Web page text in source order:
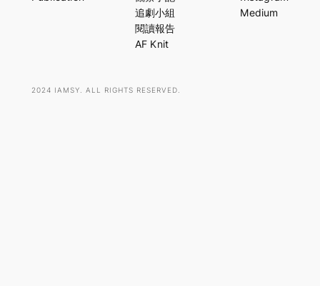
追劇小組
閱讀報告
AF Knit
Medium
2024 IAMSY. ALL RIGHTS RESERVED.